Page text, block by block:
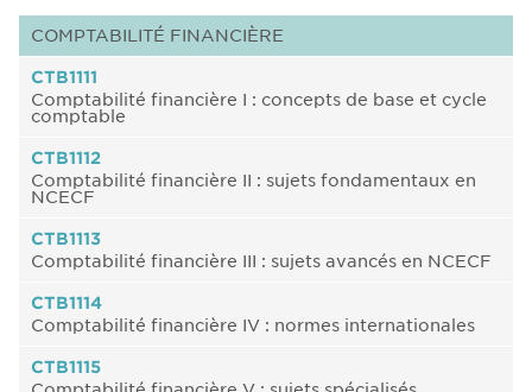
COMPTABILITÉ FINANCIÈRE
CTB1111
Comptabilité financière I : concepts de base et cycle
comptable
CTB1112
Comptabilité financière II : sujets fondamentaux en
NCECF
CTB1113
Comptabilité financière III : sujets avancés en NCECF
CTB1114
Comptabilité financière IV : normes internationales
CTB1115